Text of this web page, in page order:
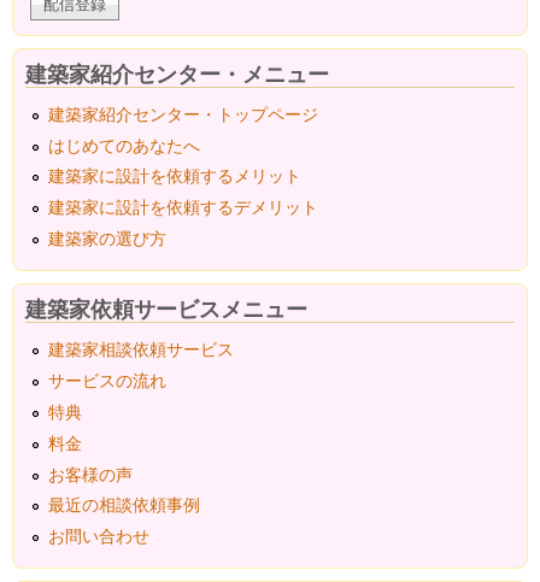
建築家紹介センター・メニュー
建築家紹介センター・トップページ
はじめてのあなたへ
建築家に設計を依頼するメリット
建築家に設計を依頼するデメリット
建築家の選び方
建築家依頼サービスメニュー
建築家相談依頼サービス
サービスの流れ
特典
料金
お客様の声
最近の相談依頼事例
お問い合わせ